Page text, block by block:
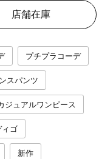
店舗在庫
プチプラコーデ
スパンツ
ジュアルワンピース
ィゴ
新作